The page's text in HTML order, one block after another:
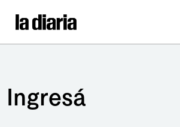
Ingresá